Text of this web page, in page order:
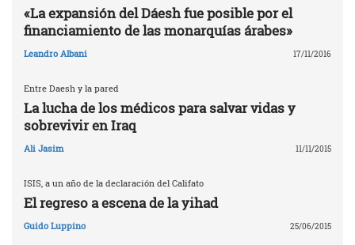
«La expansión del Dáesh fue posible por el
financiamiento de las monarquías árabes»
Leandro Albani 17/11/2016
Entre Daesh y la pared
La lucha de los médicos para salvar vidas y
sobrevivir en Iraq
Ali Jasim 11/11/2015
ISIS, a un año de la declaración del Califato
El regreso a escena de la yihad
Guido Luppino 25/06/2015